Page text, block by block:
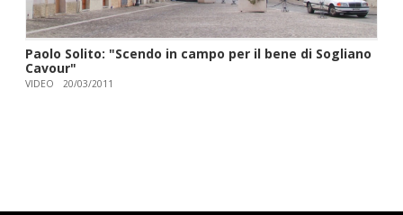
Paolo Solito: "Scendo in campo per il bene di Sogliano
Cavour"
VIDEO 20/03/2011